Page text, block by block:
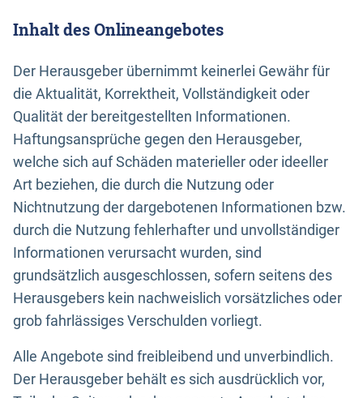
Inhalt des Onlineangebotes
Der Herausgeber übernimmt keinerlei Gewähr für
die Aktualität, Korrektheit, Vollständigkeit oder
Qualität der bereitgestellten Informationen.
Haftungsansprüche gegen den Herausgeber,
welche sich auf Schäden materieller oder ideeller
Art beziehen, die durch die Nutzung oder
Nichtnutzung der dargebotenen Informationen bzw.
durch die Nutzung fehlerhafter und unvollständiger
Informationen verursacht wurden, sind
grundsätzlich ausgeschlossen, sofern seitens des
Herausgebers kein nachweislich vorsätzliches oder
grob fahrlässiges Verschulden vorliegt.
Alle Angebote sind freibleibend und unverbindlich.
Der Herausgeber behält es sich ausdrücklich vor,